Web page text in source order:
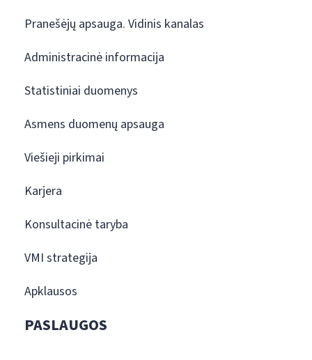
Pranešėjų apsauga. Vidinis kanalas
Administracinė informacija
Statistiniai duomenys
Asmens duomenų apsauga
Viešieji pirkimai
Karjera
Konsultacinė taryba
VMI strategija
Apklausos
PASLAUGOS